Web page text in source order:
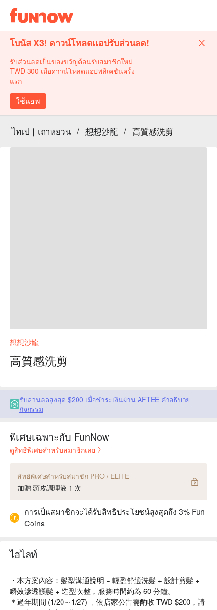
โบนัส X3! ดาวน์โหลดแอปรับส่วนลด!
รับส่วนลดเป็นของขวัญต้อนรับสมาชิกใหม่
TWD 300 เมื่อดาวน์โหลดแอปพลิเคชันครั้ง
แรก
ใช้แอพ
ไทเป｜เถาหยวน / 想想沙龍 / 高質感洗剪
想想沙龍
高質感洗剪
รับส่วนลดสูงสุด $200 เมื่อชำระเงินผ่าน AFTEE คำอธิบาย
กิจกรรม
พิเศษเฉพาะกับ FunNow
ดูสิทธิพิเศษสำหรับสมาชิกเลย
สิทธิพิเศษสำหรับสมาชิก PRO / ELITE
加贈 頭皮調理液 1 次
การเป็นสมาชิกจะได้รับสิทธิประโยชน์สูงสุดถึง 3% Fun
Coins
ไฮไลท์
・本方案內容：髮型溝通說明 + 輕盈舒適洗髮 + 設計剪髮 +
瞬效滲透護髮 + 造型吹整，服務時間約為 60 分鐘。
＊過年期間 (1/20～1/27) ，依店家公告需酌收 TWD $200，請